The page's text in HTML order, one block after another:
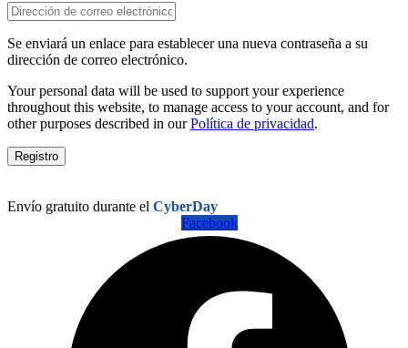
Se enviará un enlace para establecer una nueva contraseña a su
dirección de correo electrónico.
Your personal data will be used to support your experience
throughout this website, to manage access to your account, and for
other purposes described in ourPolítica de privacidad.
Registro
Envío gratuito durante el CyberDay
Facebook